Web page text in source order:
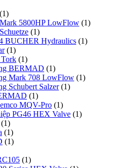
(1)
5800HP LowFlow (1)
(1)
BUCHER Hydraulics (1)
(1)
(1)
BERMAD (1)
Mark 708 LowFlow (1)
Schubert Salzer (1)
(1)
MQV-Pro (1)
PG46 HEX Valve (1)
(1)
(1)
(1)
(1)